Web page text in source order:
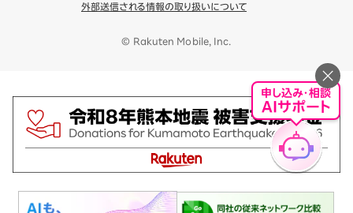
申し込み・相談
AIサポート
外部送信される情報の取り扱いについて
© Rakuten Mobile, Inc.